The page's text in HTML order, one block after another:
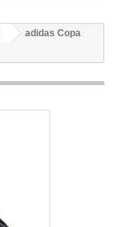
adidas Copa